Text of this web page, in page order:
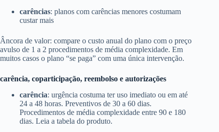
carências: planos com carências menores costumam
custar mais
Âncora de valor: compare o custo anual do plano com o preço
avulso de 1 a 2 procedimentos de média complexidade. Em
muitos casos o plano “se paga” com uma única intervenção.
carência, coparticipação, reembolso e autorizações
carência: urgência costuma ter uso imediato ou em até
24 a 48 horas. Preventivos de 30 a 60 dias.
Procedimentos de média complexidade entre 90 e 180
dias. Leia a tabela do produto.